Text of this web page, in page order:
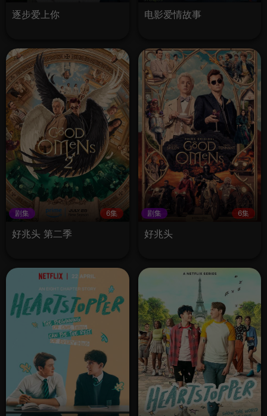
逐步爱上你 电影爱情故事
剧集 6集
好兆头 第二季
剧集 6集
好兆头